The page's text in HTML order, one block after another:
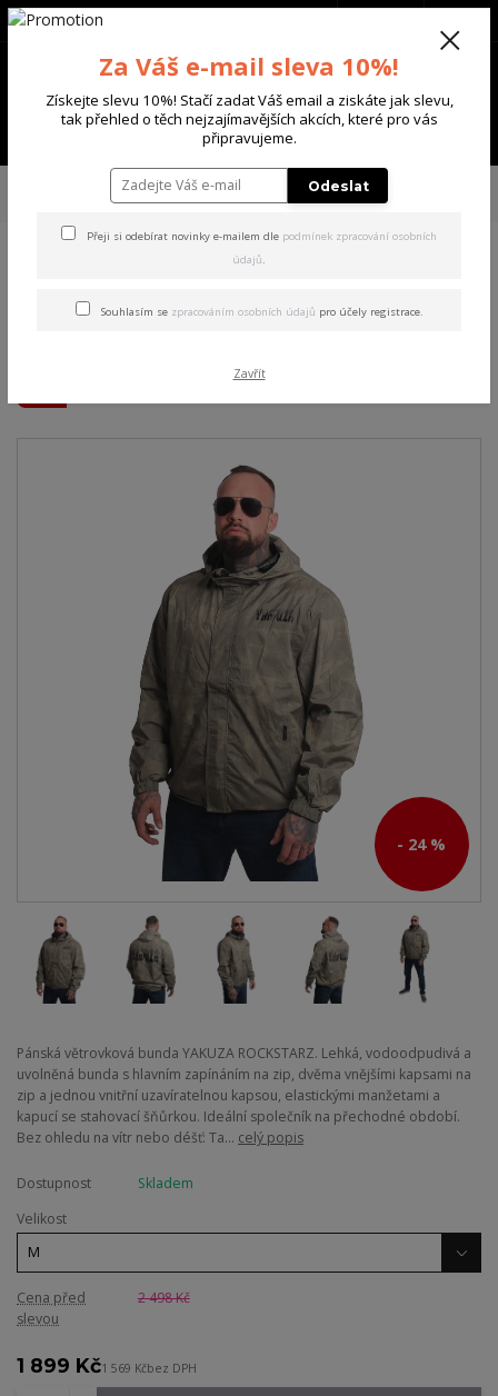
Menu
+420 702 136 620
BUNDY
Yakuza pánská větrovka Rockstarz
Windbreaker grape/leaf M
Rockstarz Windbreaker
- 24 %
Pánská větrovková bunda YAKUZA ROCKSTARZ. Lehká, vodoodpudivá a
uvolněná bunda s hlavním zapínáním na zip, dvěma vnějšími kapsami na
zip a jednou vnitřní uzavíratelnou kapsou, elastickými manžetami a
kapucí se stahovací šňůrkou. Ideální společník na přechodné období.
Bez ohledu na vítr nebo déšť: Ta... celý popis
Dostupnost
Skladem
Velikost
Cena před
slevou
2 498 Kč
1 899 Kč1 569 Kčbez DPH
Za Váš e-mail sleva 10%!
Získejte slevu 10%! Stačí zadat Váš email a ziskáte jak slevu,
tak přehled o těch nejzajímavějších akcích, které pro vás
připravujeme.
Odeslat
Přeji si odebírat novinky e-mailem dle podmínek zpracování osobních
údajů.
Souhlasím se zpracováním osobních údajů pro účely registrace.
Zavřít